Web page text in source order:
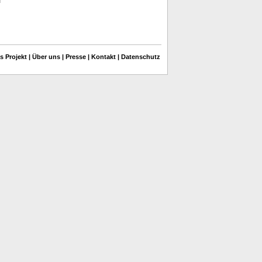
Projekt | Über uns | Presse | Kontakt | Datenschutz